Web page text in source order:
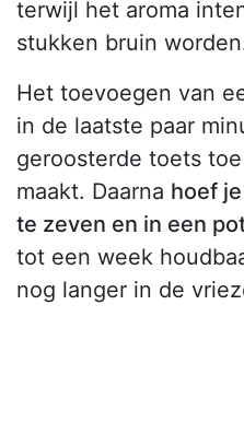
terwijl het aroma
stukken bruin
Het toevoegen van
in de laatste paar
geroosterde toets
maakt. Daarna hoef
te zeven en in een
tot een week
nog langer in de